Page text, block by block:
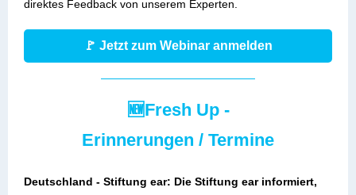
direktes Feedback von unserem Experten.
🚩 Jetzt zum Webinar anmelden
🆕Fresh Up -
Erinnerungen / Termine
Deutschland - Stiftung ear: Die Stiftung ear informiert,